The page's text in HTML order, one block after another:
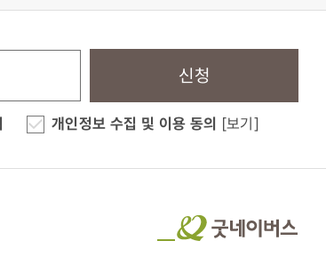
신청
개인정보 수집 및 이용 동의 [보기]